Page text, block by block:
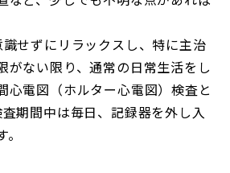
せずにリラックスし、特に主治
がない限り、通常の日常生活をし
心電図（ホルター心電図）検査と
期間中は毎日、記録器を外し入